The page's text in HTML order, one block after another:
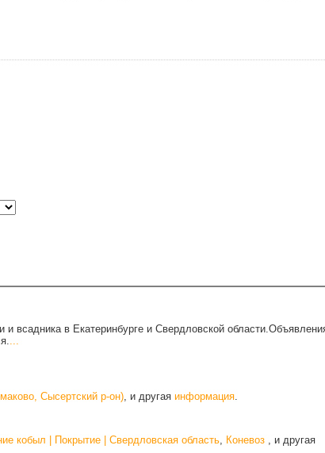
всадника в Екатеринбурге и Свердловской
Сысертский р-он) , и другая информация
кобыл | Покрытие | Свердловская область Коневоз
, и другая